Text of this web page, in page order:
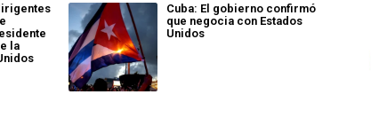
la
Cuba: El gobierno confirmó
que negocia con Estados
Unidos